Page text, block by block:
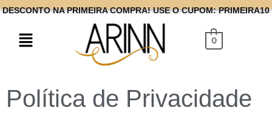
DESCONTO NA PRIMEIRA COMPRA! USE O CUPOM: PRIMEIRA10
0
Política de Privacidade